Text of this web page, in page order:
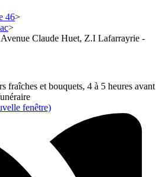
46
Claude Huet, Z.I Lafarrayrie -
fraîches et bouquets, 4 à 5 heures avant
fenêtre)